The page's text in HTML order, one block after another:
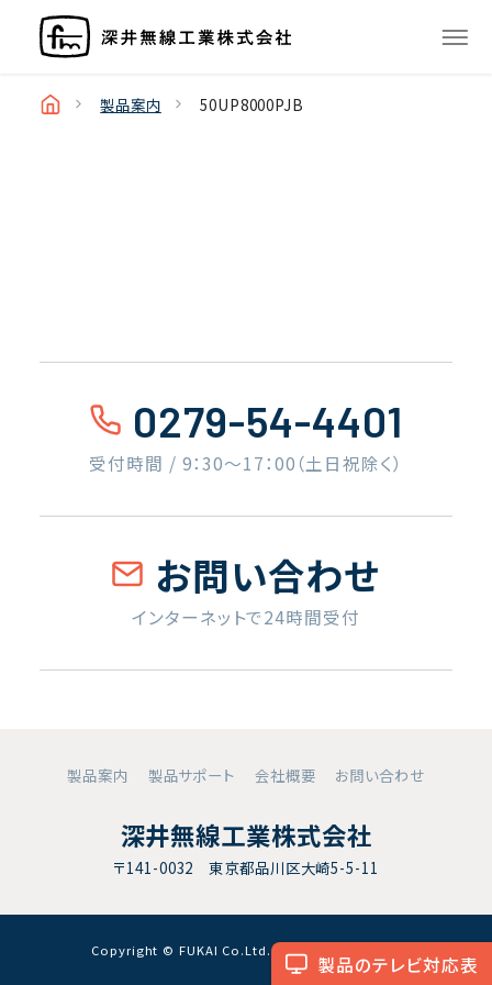
製品のテレビ対応表
製品案内 50UP8000PJB
0279-54-4401
受付時間 / 9：30〜17：00（土日祝除く）
お問い合わせ
インターネットで24時間受付
製品案内 製品サポート 会社概要 お問い合わせ
深井無線工業株式会社
〒141-0032 東京都品川区大崎5-5-11
Copyright © FUKAI Co.Ltd. All RightsReserved.